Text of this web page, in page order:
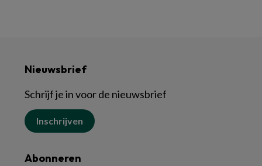
Nieuwsbrief
Schrijf je in voor de nieuwsbrief
Inschrijven
Abonneren